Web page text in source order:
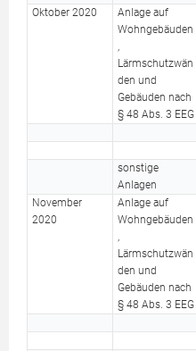
Oktober 2020
Anlage auf
Wohngebäuden
,
Lärmschutzwän
den und
Gebäuden nach
§ 48 Abs. 3 EEG
sonstige
Anlagen
November
2020
Anlage auf
Wohngebäuden
,
Lärmschutzwän
den und
Gebäuden nach
§ 48 Abs. 3 EEG